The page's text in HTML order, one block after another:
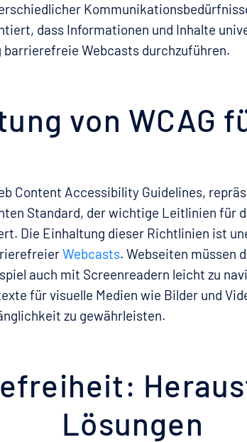
dass Informationen und Inhalte
barrierefreie Webcasts durchzuführen.
von WCAG
Content Accessibility Guidelines,
Standard, der wichtige Leitlinien für
Die Einhaltung dieser Richtlinien ist
Webcasts. Webseiten müssen
auch mit Screenreadern leicht zu
für visuelle Medien wie Bilder und
zu gewährleisten.
Lösungen